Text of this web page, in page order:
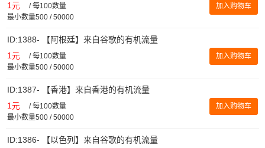
1元 /每100数量
最小数量500 / 50000
加入购物车
ID:1388- 【阿根廷】来自谷歌的有机流量
1元 /每100数量
最小数量500 / 50000
加入购物车
ID:1387- 【香港】来自香港的有机流量
1元 /每100数量
最小数量500 / 50000
加入购物车
ID:1386- 【以色列】来自谷歌的有机流量